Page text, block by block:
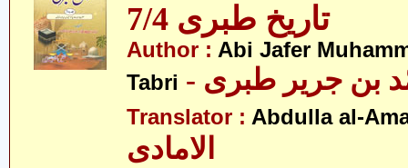
تاریخ طبری 7/4
Author : Abi Jafer
Tabri
بن جریر طبری
Translator : Abdulla al-
الامادی